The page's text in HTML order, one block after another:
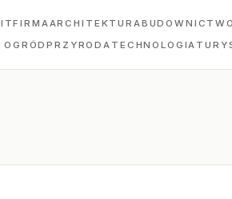
ITFIRMAARCHITEKTURA
OGRÓDPRZYRODA TECHNOLOGIA